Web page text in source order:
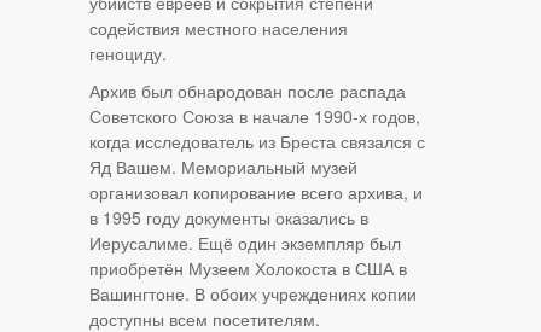
содействия местного населения
геноциду.
Архив был обнародован после распада
Советского Союза в начале 1990-х годов,
когда исследователь из Бреста связался с
Яд Вашем. Мемориальный музей
организовал копирование всего архива, и
в 1995 году документы оказались в
Иерусалиме. Ещё один экземпляр был
приобретён Музеем Холокоста в США в
Вашингтоне. В обоих учреждениях копии
доступны всем посетителям.